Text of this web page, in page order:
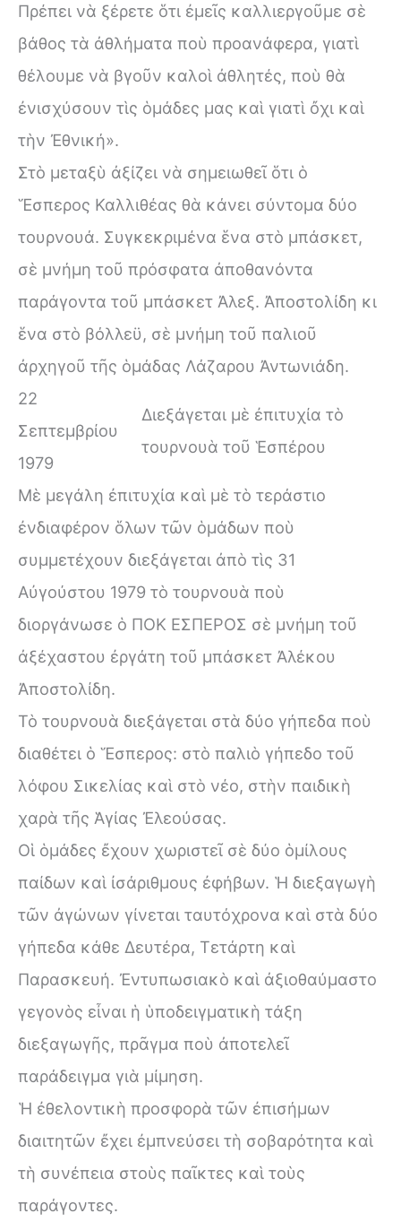
Πρέπει νὰ ξέρετε ὅτι ἐμεῖς καλλιεργοῦμε σὲ
βάθος τὰ ἀθλήματα ποὺ προανάφερα, γιατὶ
θέλουμε νὰ βγοῦν καλοὶ ἀθλητές, ποὺ θὰ
ἐνισχύσουν τὶς ὁμάδες μας καὶ γιατὶ ὄχι καὶ
τὴν Ἐθνική».
Στὸ μεταξὺ ἀξίζει νὰ σημειωθεῖ ὅτι ὁ
Ἕσπερος Καλλιθέας θὰ κάνει σύντομα δύο
τουρνουά. Συγκεκριμένα ἕνα στὸ μπάσκετ,
σὲ μνήμη τοῦ πρόσφατα ἀποθανόντα
παράγοντα τοῦ μπάσκετ Ἀλεξ. Ἀποστολίδη κι
ἕνα στὸ βόλλεϋ, σὲ μνήμη τοῦ παλιοῦ
ἀρχηγοῦ τῆς ὁμάδας Λάζαρου Ἀντωνιάδη.
22
Σεπτεμβρίου
1979
Διεξάγεται μὲ ἐπιτυχία τὸ
τουρνουὰ τοῦ Ἑσπέρου
Μὲ μεγάλη ἐπιτυχία καὶ μὲ τὸ τεράστιο
ἐνδιαφέρον ὅλων τῶν ὁμάδων ποὺ
συμμετέχουν διεξάγεται ἀπὸ τὶς 31
Αὐγούστου 1979 τὸ τουρνουὰ ποὺ
διοργάνωσε ὁ ΠΟΚ ΕΣΠΕΡΟΣ σὲ μνήμη τοῦ
ἀξέχαστου ἐργάτη τοῦ μπάσκετ Ἀλέκου
Ἀποστολίδη.
Τὸ τουρνουὰ διεξάγεται στὰ δύο γήπεδα ποὺ
διαθέτει ὁ Ἕσπερος: στὸ παλιὸ γήπεδο τοῦ
λόφου Σικελίας καὶ στὸ νέο, στὴν παιδικὴ
χαρὰ τῆς Ἁγίας Ἐλεούσας.
Οἱ ὁμάδες ἔχουν χωριστεῖ σὲ δύο ὁμίλους
παίδων καὶ ἰσάριθμους ἐφήβων. Ἡ διεξαγωγὴ
τῶν ἀγώνων γίνεται ταυτόχρονα καὶ στὰ δύο
γήπεδα κάθε Δευτέρα, Τετάρτη καὶ
Παρασκευή. Ἐντυπωσιακὸ καὶ ἀξιοθαύμαστο
γεγονὸς εἶναι ἡ ὑποδειγματικὴ τάξη
διεξαγωγῆς, πρᾶγμα ποὺ ἀποτελεῖ
παράδειγμα γιὰ μίμηση.
Ἡ ἐθελοντικὴ προσφορὰ τῶν ἐπισήμων
διαιτητῶν ἔχει ἐμπνεύσει τὴ σοβαρότητα καὶ
τὴ συνέπεια στοὺς παῖκτες καὶ τοὺς
παράγοντες.